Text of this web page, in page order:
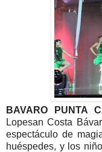
BAVARO PUNTA
Lopesan Costa
espectáculo de
huéspedes, y los